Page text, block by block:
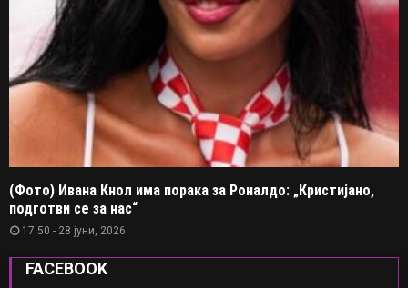
(Фото) Ивана Кнол има порака за Роналдо: „Кристијано,
подготви се за нас“
17:50 - 28 јуни, 2026
FACEBOOK